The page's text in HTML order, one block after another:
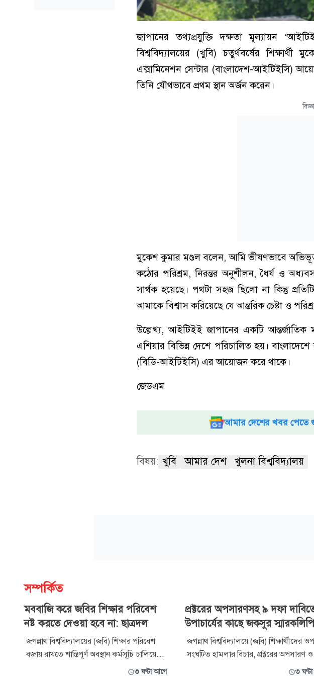
জাপানের তথ্যপ্রযুক্তি দক্ষতা মূল্যায়ন
বিশ্ববিদ্যালয়ের (খুবি) চতুর্থবর্ষের শিক্ষার্থী
এক্সামিনেশন সেন্টার (বাংলাদেশ-আইটিইসি)
তিনি যৌথভাবে প্রথম স্থান অর্জন করেন।
মুকেশ কুমার মণ্ডল বলেন, আমি ভীষণভাবে
কঠোর পরিশ্রম, নিরন্তর অনুশীলন, ধৈর্য ও
সার্থক হয়েছে। পথটা সহজ ছিলো না কিন্তু
আমাকে বিশ্বাস করিয়েছে যে আন্তরিক চেষ্টা ও
উল্লেখ্য, আইটিইই জাপানের একটি আন্তর্জাতিক
এশিয়ার বিভিন্ন দেশে পরিচালিত হয়।
(বিডি-আইটিইসি) এর আয়োজন করে থাকে।
জেডএম
আমার দেশের খবর
বিষয়: খুবি আমার দেশ খুলনা বিশ্ববিদ্যালয়
সম্পর্কিত
মববাজি করে জবির শিক্ষার পরিবেশ
নষ্ট করতে দেওয়া হবে না: ছাত্রদল
জগন্নাথ বিশ্ববিদ্যালয়ের (জবি) শিক্ষার পরিবেশ
বজায় রাখতে শান্তিপূর্ণ অবস্থান কর্মসূচি চালিয়ে
যাওয়ার ঘোষণা দিয়েছে বিশ্ববিদ্যালয় শাখা৩ ঘণ্টা আগে
প্রক্টরের অপসারণসহ ৯ দফা
উপাচার্যের কাছে জকসুর স্মারকলিপি
জগন্নাথ বিশ্ববিদ্যালয়ে (জবি) শিক্ষার্থীদের
সংঘটিত হামলার বিচার, প্রক্টরের অপসারণ ও
শাস্তি, প্রশাসনিক জবাবদিহিতা নিশ্চিতকরণ
৩